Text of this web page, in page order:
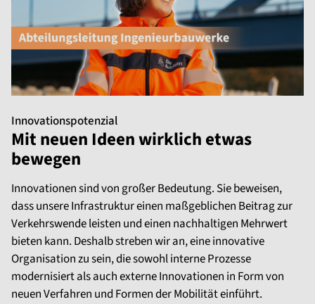
Innovationspotenzial
Mit neuen Ideen wirklich etwas
bewegen
Innovationen sind von großer Bedeutung. Sie beweisen,
dass unsere Infrastruktur einen maßgeblichen Beitrag zur
Verkehrswende leisten und einen nachhaltigen Mehrwert
bieten kann. Deshalb streben wir an, eine innovative
Organisation zu sein, die sowohl interne Prozesse
modernisiert als auch externe Innovationen in Form von
neuen Verfahren und Formen der Mobilität einführt.